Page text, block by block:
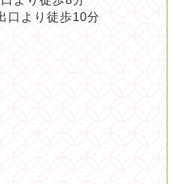
口より徒歩10分